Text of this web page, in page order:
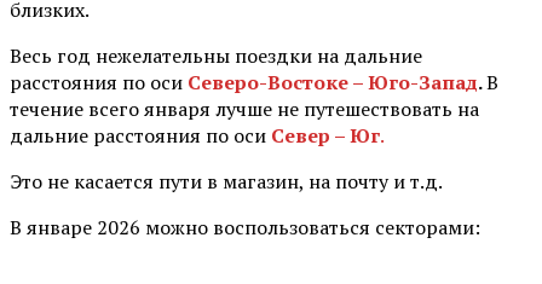
близких.
Весь год нежелательны поездки на дальние
расстояния по оси Северо-Востоке – Юго-Запад.В
течение всего января лучше не путешествовать на
дальние расстояния по оси Север – Юг.
Это не касается пути в магазин, на почту и т.д.
В январе 2026 можно воспользоваться секторами: